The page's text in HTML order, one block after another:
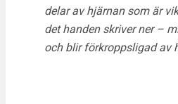
delar av hjärnan som är
det handen skriver ner –
och blir förkroppsligad av